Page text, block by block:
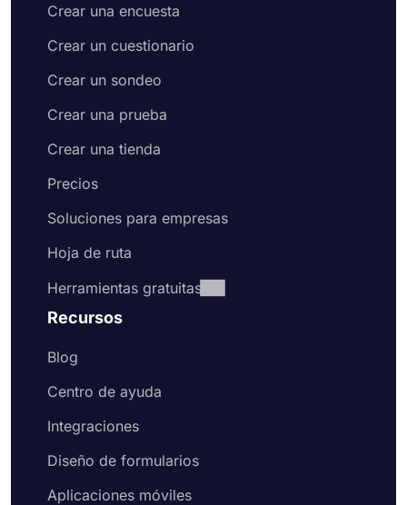
Crear una encuesta
Crear un cuestionario
Crear un sondeo
Crear una prueba
Crear una tienda
Precios
Soluciones para empresas
Hoja de ruta
Herramientas gratuitas
Recursos
Blog
Centro de ayuda
Integraciones
Diseño de formularios
Aplicaciones móviles